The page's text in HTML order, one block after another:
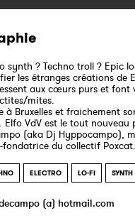
synth ? Techno troll ? Epic
les étranges créations de
aux cœurs purs et font
mites.
à Bruxelles et fraichement
Elfo VdV est le tout nouveau
(aka Dj Hyppocampo),
fondatrice du collectif Poxcat.
ELECTRO LO-FI SYNTH
(a) hotmail.com